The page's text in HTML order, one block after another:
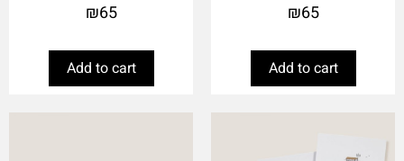
₪65
Add to cart
₪65
Add to cart